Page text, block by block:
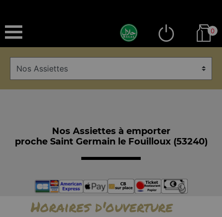
0
Nos Assiettes à emporter
proche Saint Germain le Fouilloux (53240)
Horaires d'ouverture